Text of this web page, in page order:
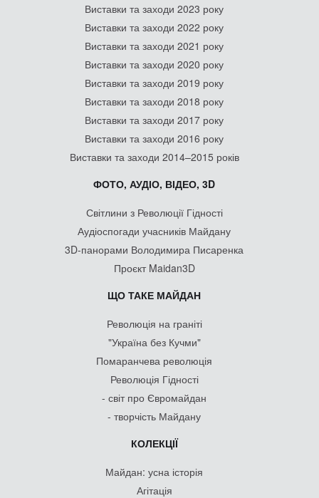
Виставки та заходи 2023 року
Виставки та заходи 2022 року
Виставки та заходи 2021 року
Виставки та заходи 2020 року
Виставки та заходи 2019 року
Виставки та заходи 2018 року
Виставки та заходи 2017 року
Виставки та заходи 2016 року
Виставки та заходи 2014–2015 років
ФОТО, АУДІО, ВІДЕО, 3D
Світлини з Революції Гідності
Аудіоспогади учасників Майдану
3D-панорами Володимира Писаренка
Проєкт Maidan3D
ЩО ТАКЕ МАЙДАН
Революція на граніті
"Україна без Кучми"
Помаранчева революція
Революція Гідності
- світ про Євромайдан
- творчість Майдану
КОЛЕКЦІЇ
Майдан: усна історія
Агітація